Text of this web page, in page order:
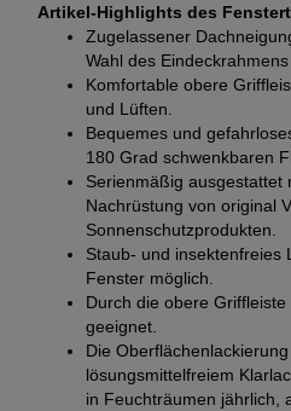
Artikel-Highlights des
Zugelassener
Wahl des Eindeckrahmens
Komfortable obere
und Lüften.
Bequemes und
180 Grad schwenkbaren
Serienmäßig ausgestattet
Nachrüstung von original
Sonnenschutzprodukten.
Staub- und insektenfreies
Fenster möglich.
Durch die obere
geeignet.
Die
lösungsmittelfreiem
in Feuchträumen jährlich,